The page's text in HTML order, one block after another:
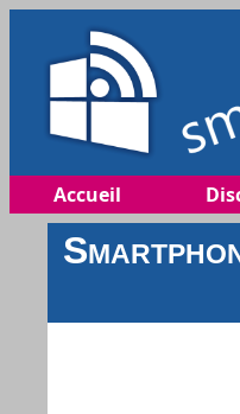
Accueil